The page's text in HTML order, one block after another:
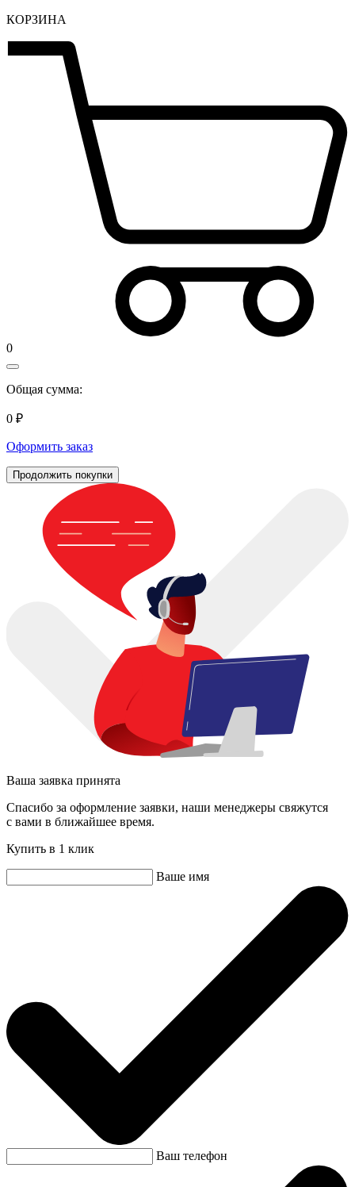
КОРЗИНА
0
Общая сумма:
0 ₽
Оформить заказ
Продолжить покупки
Ваша заявка принята
Спасибо за оформление заявки, наши менеджеры свяжутся
с вами в ближайшее время.
Купить в 1 клик
Ваше имя
Ваш телефон